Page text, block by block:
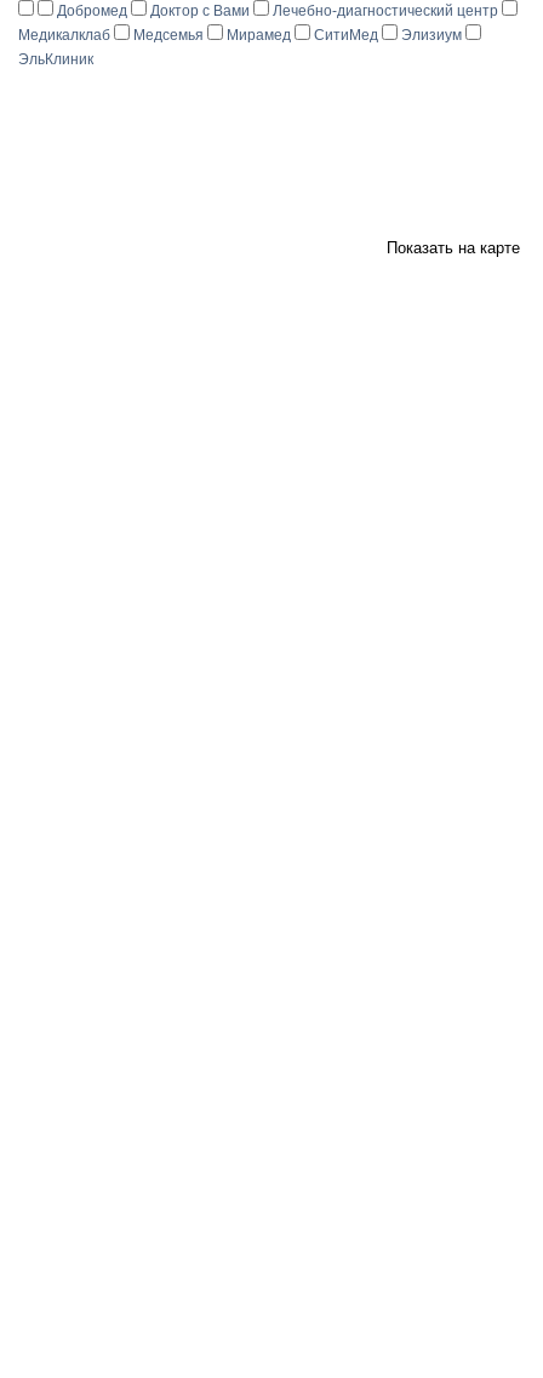
Добромед
Доктор с Вами
Лечебно-диагностический центр
Медикалклаб
Медсемья Мирамед СитиМед
Элизиум
ЭльКлиник
Показать на карте